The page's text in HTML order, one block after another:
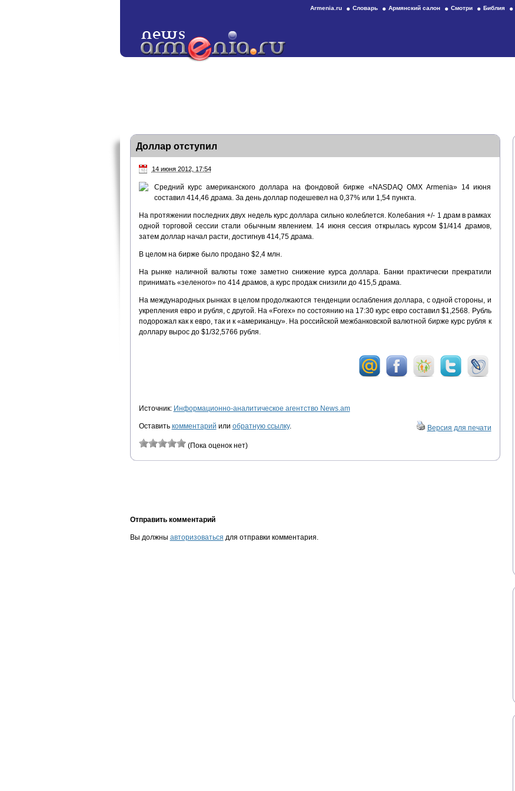
Armenia.ru Словарь Армянский салон Смотри Библия
Доллар отступил
14 июня 2012, 17:54
Средний курс американского доллара на фондовой бирже «NASDAQ OMX Armenia» 14 июня
составил 414,46 драма. За день доллар подешевел на 0,37% или 1,54 пункта.
На протяжении последних двух недель курс доллара сильно колеблется. Колебания +/- 1 драм в рамках
одной торговой сессии стали обычным явлением. 14 июня сессия открылась курсом $1/414 драмов,
затем доллар начал расти, достигнув 414,75 драма.
В целом на бирже было продано $2,4 млн.
На рынке наличной валюты тоже заметно снижение курса доллара. Банки практически прекратили
принимать «зеленого» по 414 драмов, а курс продаж снизили до 415,5 драма.
На международных рынках в целом продолжаются тенденции ослабления доллара, с одной стороны, и
укрепления евро и рубля, с другой. На «Forex» по состоянию на 17:30 курс евро составил $1,2568. Рубль
подорожал как к евро, так и к «американцу». На российской межбанковской валютной бирже курс рубля к
доллару вырос до $1/32,5766 рубля.
Источник: Информационно-аналитическое агентство News.am
Оставить комментарий или обратную ссылку. Версия для печати
(Пока оценок нет)
Отправить комментарий
Вы должны авторизоваться для отправки комментария.